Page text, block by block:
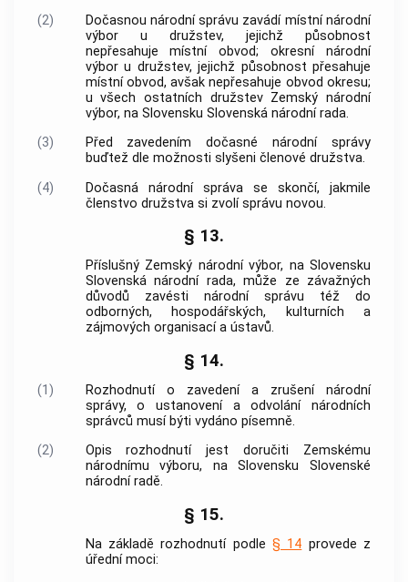
(2)
Dočasnou národní správu zavádí místní národní
výbor u družstev, jejichž působnost
nepřesahuje místní obvod; okresní národní
výbor u družstev, jejichž působnost přesahuje
místní obvod, avšak nepřesahuje obvod okresu;
u všech ostatních družstev Zemský národní
výbor, na Slovensku Slovenská národní rada.
(3)
Před zavedením dočasné národní správy
buďtež dle možnosti slyšeni členové družstva.
(4)
Dočasná národní správa se skončí, jakmile
členstvo družstva si zvolí správu novou.
§ 13.
Příslušný Zemský národní výbor, na Slovensku
Slovenská národní rada, může ze závažných
důvodů zavésti národní správu též do
odborných, hospodářských, kulturních a
zájmových organisací a ústavů.
§ 14.
(1)
Rozhodnutí o zavedení a zrušení národní
správy, o ustanovení a odvolání národních
správců musí býti vydáno písemně.
(2)
Opis rozhodnutí jest doručiti Zemskému
národnímu výboru, na Slovensku Slovenské
národní radě.
§ 15.
Na základě rozhodnutí podle § 14 provede z
úřední moci: